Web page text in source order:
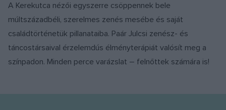
A Kerekutca nézői egyszerre csöppennek bele
múltszázadbéli, szerelmes zenés mesébe és saját
családtörténetük pillanataiba. Paár Julcsi zenész- és
táncostársaival érzelemdús élményterápiát valósít meg a
színpadon. Minden perce varázslat – felnőttek számára is!